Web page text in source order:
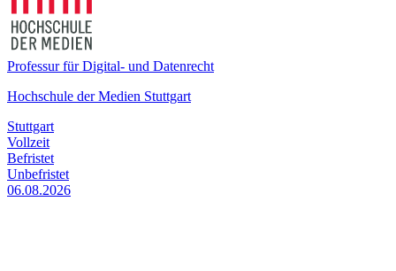
Professur für Digital- und Datenrecht
Hochschule der Medien Stuttgart
Stuttgart
Vollzeit
Befristet
Unbefristet
06.08.2026